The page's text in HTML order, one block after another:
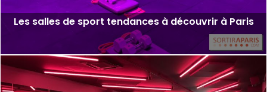
Les salles de sport tendances à découvrir à Paris